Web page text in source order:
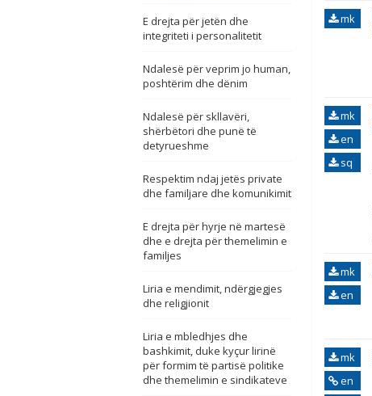
E drejta për jetën dhe
integriteti i personalitetit
Ndalesë për veprim jo human,
poshtërim dhe dënim
Ndalesë për skllavëri,
shërbëtori dhe punë të
detyrueshme
Respektim ndaj jetës private
dhe familjare dhe komunikimit
E drejta për hyrje në martesë
dhe e drejta për themelimin e
familjes
Liria e mendimit, ndërgjegjes
dhe religjionit
Liria e mbledhjes dhe
bashkimit, duke kyçur lirinë
për formim të partisë politike
dhe themelimin e sindikateve
mk
mk
en
sq
mk
en
mk
en